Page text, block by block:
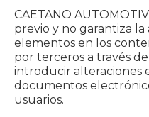
CAETANO
previo y no garantiza
elementos en los
por terceros a través
introducir alteraciones
documentos
usuarios.